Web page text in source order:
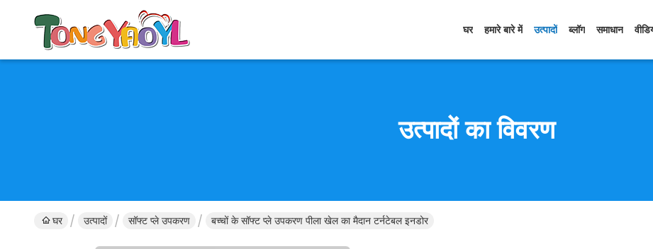
घर हमारे बारे में उत्पादों ब्लॉग समाधान
उत्पादों का विवरण
घर उत्पादों सॉफ्ट प्ले उपकरण बच्चों के सॉफ्ट प्ले उपकरण पीला खेल का मैदान टर्नटेबल इनडोर